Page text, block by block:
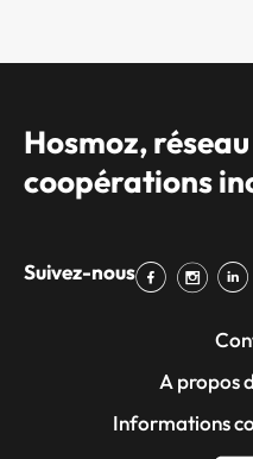
Hosmoz,
coopérations
Suivez-nous
A propos
Informations